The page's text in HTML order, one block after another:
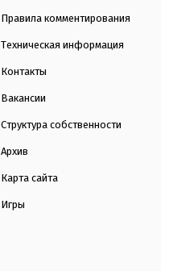
Правила комментирования
Техническая информация
Контакты
Вакансии
Структура собственности
Архив
Карта сайта
Игры